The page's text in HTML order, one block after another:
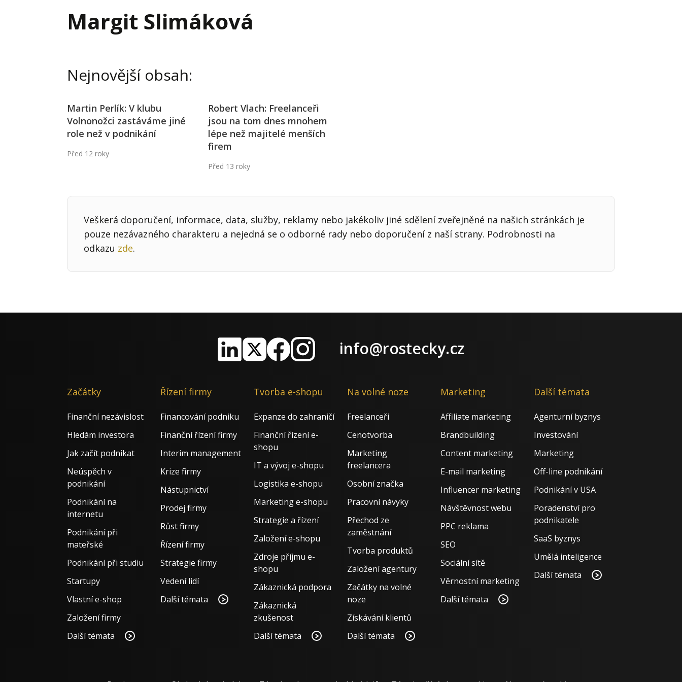
Interim management
Krizové řízení firmy
Projektové řízení
Margit Slimáková
Nejnovější obsah:
Martin Perlík: V klubu
Volnonožci zastáváme jiné
role než v podnikání
Před 12 roky
Robert Vlach: Freelanceři
jsou na tom dnes mnohem
lépe než majitelé menších
firem
Před 13 roky
Veškerá doporučení, informace, data, služby, reklamy nebo jakékoliv jiné sdělení zveřejněné na našich stránkách je
pouze nezávazného charakteru a nejedná se o odborné rady nebo doporučení z naší strany. Podrobnosti na
odkazu zde.
info@rostecky.cz
Začátky
Finanční nezávislost
Hledám investora
Jak začít podnikat
Neúspěch v
podnikání
Podnikání na
internetu
Podnikání při
mateřské
Podnikání při studiu
Startupy
Vlastní e-shop
Založení firmy
Další témata
Řízení firmy
Financování podniku
Finanční řízení firmy
Interim management
Krize firmy
Nástupnictví
Prodej firmy
Růst firmy
Řízení firmy
Strategie firmy
Vedení lidí
Další témata
Tvorba e-shopu
Expanze do zahraničí
Finanční řízení e-
shopu
IT a vývoj e-shopu
Logistika e-shopu
Marketing e-shopu
Strategie a řízení
Založení e-shopu
Zdroje příjmu e-
shopu
Zákaznická podpora
Zákaznická
zkušenost
Další témata
Na volné noze
Freelanceři
Cenotvorba
Marketing
freelancera
Osobní značka
Pracovní návyky
Přechod ze
zaměstnání
Tvorba produktů
Založení agentury
Začátky na volné
noze
Získávání klientů
Další témata
Marketing
Affiliate marketing
Brandbuilding
Content marketing
E-mail marketing
Influencer marketing
Návštěvnost webu
PPC reklama
SEO
Sociální sítě
Věrnostní marketing
Další témata
Další témata
Agenturní byznys
Investování
Marketing
Off-line podnikání
Podnikání v USA
Poradenství pro
podnikatele
SaaS byznys
Umělá inteligence
Další témata